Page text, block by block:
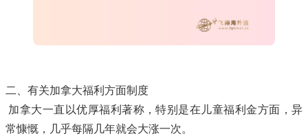
二、有关加拿大福利方面制度
加拿大一直以优厚福利著称，特别是在儿童福利金方面，异
常慷慨，几乎每隔几年就会大涨一次。